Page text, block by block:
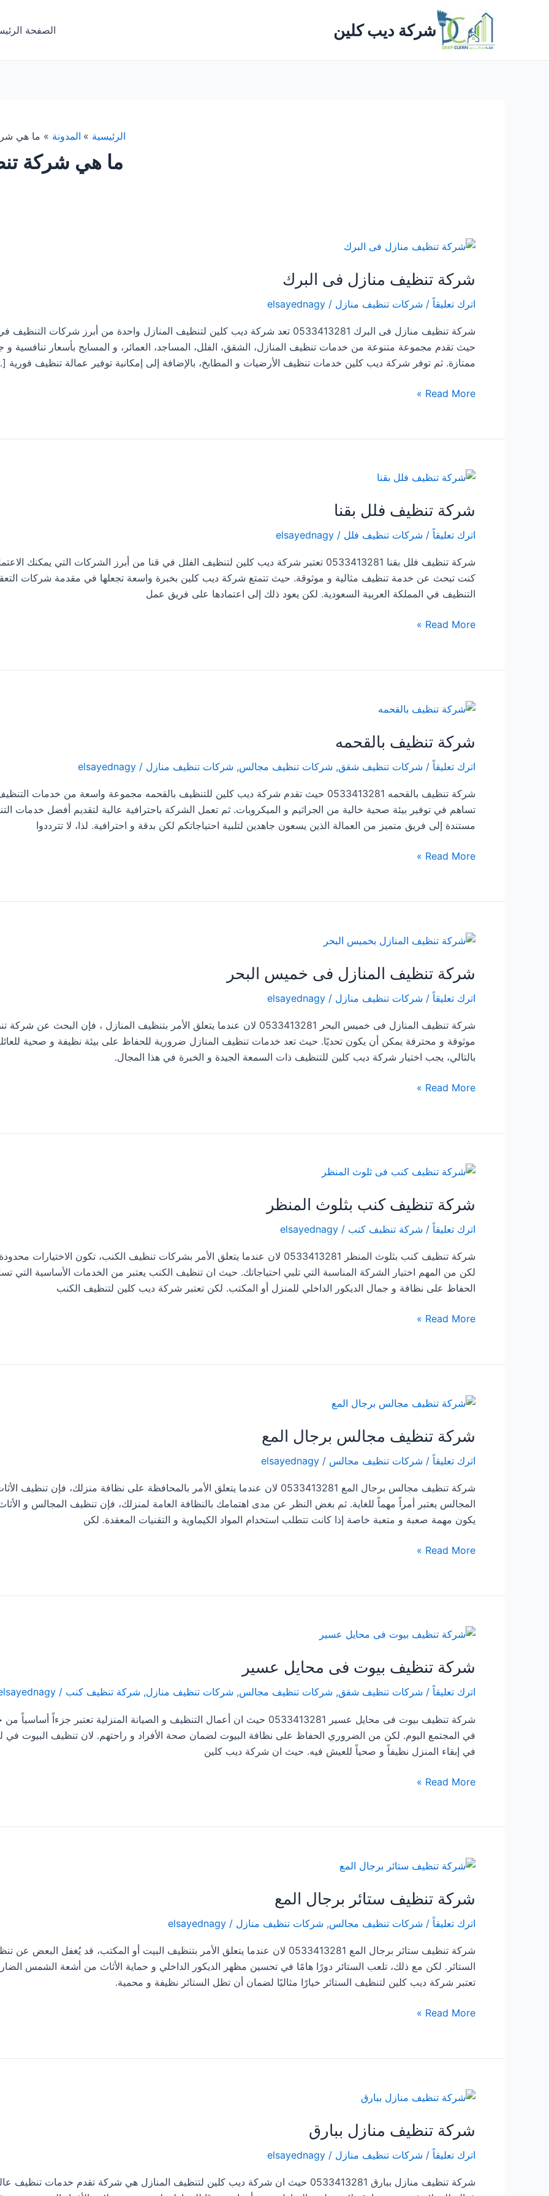
شركة ديب كلين الصفحة
الرئيسية المدونة ما هي
ما هي شركة
شركة تنظيف منازل فى البرك
اترك تعليقاً / شركات تنظيف منازل /
elsayednagy
شركة تنظيف منازل فى البرك 0533413281 تعد شركة ديب كلين لتنظيف المنازل واحدة من أبرز شركات
حيث تقدم مجموعة متنوعة من خدمات تنظيف المنازل، الشقق، الفلل، المساجد، العمائر، و المسابح بأسعار تنافسية و
ممتازة. ثم توفر شركة ديب كلين خدمات تنظيف الأرضيات و المطابخ، بالإضافة إلى إمكانية توفير عمالة تنظيف فورية
شركة
فى
Read More »
شركة تنظيف فلل بقنا
اترك تعليقاً / شركات تنظيف فلل /
elsayednagy
شركة تنظيف فلل بقنا 0533413281 تعتبر شركة ديب كلين لتنظيف الفلل في قنا من أبرز الشركات التي يمكنك
كنت تبحث عن خدمة تنظيف مثالية و موثوقة. حيث تتمتع شركة ديب كلين بخبرة واسعة تجعلها في مقدمة شركات
التنظيف في المملكة العربية السعودية. لكن يعود ذلك إلى اعتمادها على فريق عمل
شركة
بقنا
Read More »
شركة تنظيف بالقحمه
اترك تعليقاً / شركات تنظيف شقق, شركات تنظيف مجالس, شركات تنظيف منازل /
elsayednagy
شركة تنظيف بالقحمه 0533413281 حيث تقدم شركة ديب كلين للتنظيف بالقحمه مجموعة واسعة من خدمات
تساهم في توفير بيئة صحية خالية من الجراثيم و الميكروبات. ثم تعمل الشركة باحترافية عالية لتقديم أفضل خدمات
مستندة إلى فريق متميز من العمالة الذين يسعون جاهدين لتلبية احتياجاتكم لكن بدقة و احترافية. لذا، لا تترددوا
شركة
Read More »
شركة تنظيف المنازل فى خميس البحر
اترك تعليقاً / شركات تنظيف منازل /
elsayednagy
شركة تنظيف المنازل فى خميس البحر 0533413281 لان عندما يتعلق الأمر بتنظيف المنازل ، فإن البحث عن
موثوقة و محترفة يمكن أن يكون تحديًا. حيث تعد خدمات تنظيف المنازل ضرورية للحفاظ على بيئة نظيفة و صحية
بالتالي، يجب اختيار شركة ديب كلين للتنظيف ذات السمعة الجيدة و الخبرة في هذا المجال.
شركة
فى
البحر
Read More »
شركة تنظيف كنب بثلوث المنظر
اترك تعليقاً / شركة تنظيف كنب /
elsayednagy
شركة تنظيف كنب بثلوث المنظر 0533413281 لان عندما يتعلق الأمر بشركات تنظيف الكنب، تكون الاختيارات
لكن من المهم اختيار الشركة المناسبة التي تلبي احتياجاتك. حيث ان تنظيف الكنب يعتبر من الخدمات الأساسية التي
الحفاظ على نظافة و جمال الديكور الداخلي للمنزل أو المكتب. لكن تعتبر شركة ديب كلين لتنظيف الكنب
شركة
بثلوث
Read More »
شركة تنظيف مجالس برجال المع
اترك تعليقاً / شركات تنظيف مجالس /
elsayednagy
شركة تنظيف مجالس برجال المع 0533413281 لان عندما يتعلق الأمر بالمحافظة على نظافة منزلك، فإن تنظيف
المجالس يعتبر أمراً مهماً للغاية. ثم بغض النظر عن مدى اهتمامك بالنظافة العامة لمنزلك، فإن تنظيف المجالس و
يكون مهمة صعبة و متعبة خاصة إذا كانت تتطلب استخدام المواد الكيماوية و التقنيات المعقدة. لكن
شركة
برجال
Read More »
شركة تنظيف بيوت فى محايل عسير
اترك تعليقاً / شركات تنظيف شقق, شركات تنظيف مجالس, شركات تنظيف منازل, شركة تنظيف كنب /
شركة تنظيف بيوت فى محايل عسير 0533413281 حيث ان أعمال التنظيف و الصيانة المنزلية تعتبر جزءاً
في المجتمع اليوم. لكن من الضروري الحفاظ على نظافة البيوت لضمان صحة الأفراد و راحتهم. لان تنظيف البيوت في
في إبقاء المنزل نظيفاً و صحياً للعيش فيه. حيث ان شركة ديب كلين
شركة
فى
عسير
Read More »
شركة تنظيف ستائر برجال المع
اترك تعليقاً / شركات تنظيف مجالس, شركات تنظيف منازل /
elsayednagy
شركة تنظيف ستائر برجال المع 0533413281 لان عندما يتعلق الأمر بتنظيف البيت أو المكتب، قد يُغفل البعض عن
الستائر. لكن مع ذلك، تلعب الستائر دورًا هامًا في تحسين مظهر الديكور الداخلي و حماية الأثاث من أشعة الشمس
تعتبر شركة ديب كلين لتنظيف الستائر خيارًا مثاليًا لضمان أن تظل الستائر نظيفة و محمية.
شركة
برجال
Read More »
شركة تنظيف منازل ببارق
اترك تعليقاً / شركات تنظيف منازل /
elsayednagy
شركة تنظيف منازل ببارق 0533413281 حيث ان شركة ديب كلين لتنظيف المنازل هي شركة تقدم خدمات